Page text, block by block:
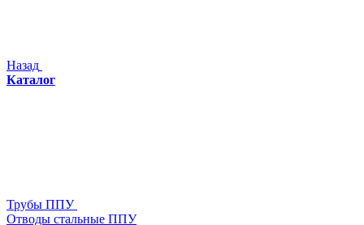
Назад
Каталог
Трубы ППУ
Отводы стальные ППУ